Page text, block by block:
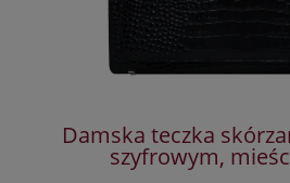
Damska teczka
szyfrowym,